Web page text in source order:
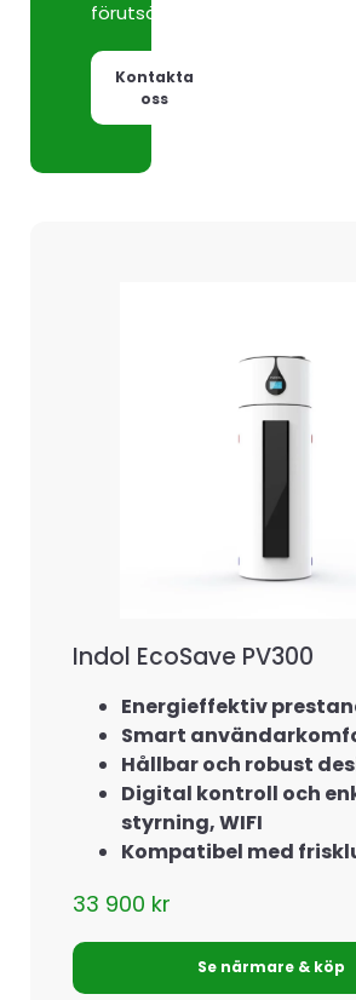
förutsättningar.
Kontakta
oss
Indol EcoSave PV300
Energieffektiv
Smart
Hållbar och robust
Digital kontroll och
styrning, WIFI
Kompatibel med
33 900 kr
Se närmare & köp